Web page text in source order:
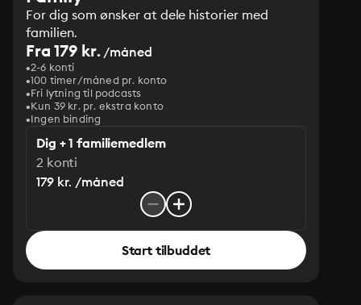
For dig som ønsker at dele historier med
familien.
Fra 179 kr./måned
2-6 konti
100 timer/måned pr. konto
Fri lytning til podcasts
Kun 39 kr. pr. ekstra konto
Ingen binding
Dig + 1 familiemedlem
2 konti
179 kr. /måned
Start tilbuddet